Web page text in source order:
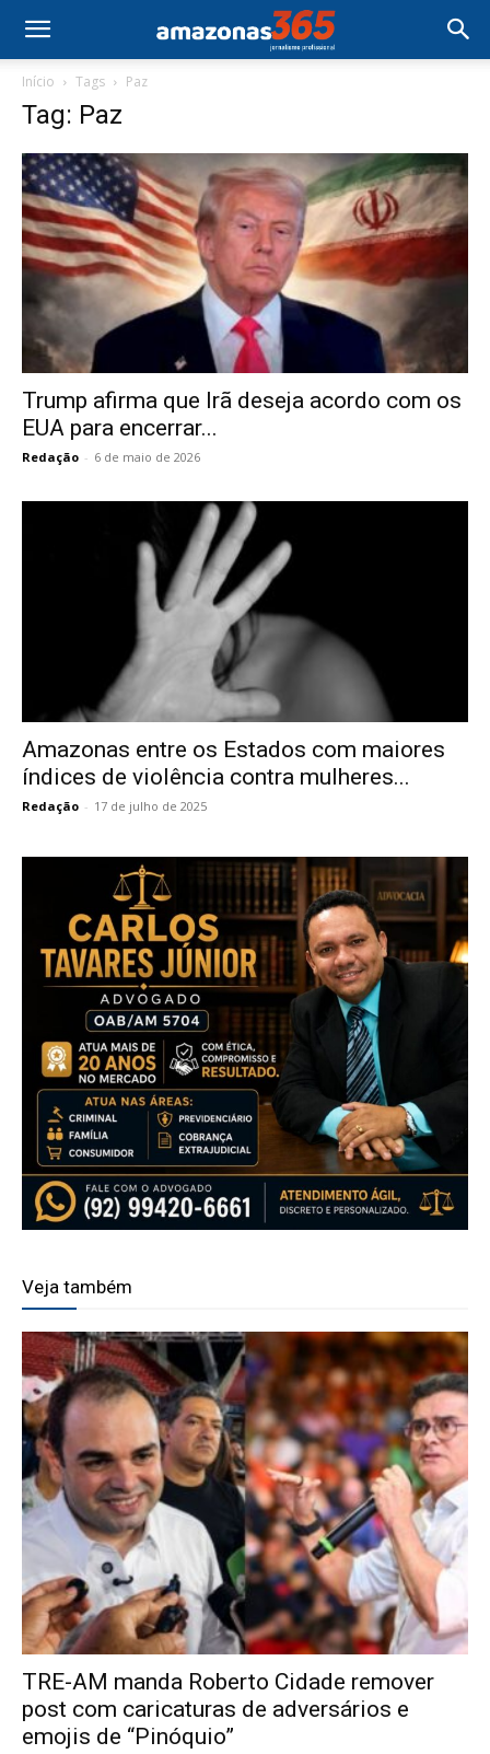
Início Tags Paz
Tag: Paz
Trump afirma que Irã deseja acordo com os
EUA para encerrar...
Redação - 6 de maio de 2026
Amazonas entre os Estados com maiores
índices de violência contra mulheres...
Redação - 17 de julho de 2025
Veja também
TRE-AM manda Roberto Cidade remover
post com caricaturas de adversários e
emojis de “Pinóquio”